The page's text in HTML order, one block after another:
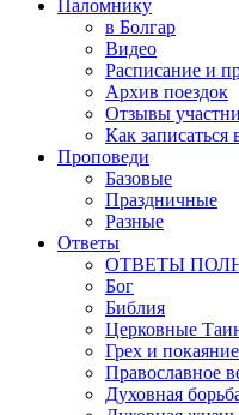
Паломнику
в Болгар
Видео
Расписание и
Архив поездок
Отзывы
Как записаться
Проповеди
Базовые
Праздничные
Разные
Ответы
ОТВЕТЫ
Бог
Библия
Церковные
Грех и покаяние
Православное
Духовная